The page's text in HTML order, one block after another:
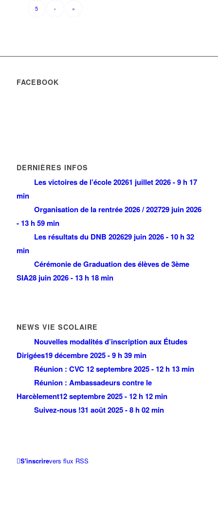
5 › »
FACEBOOK
DERNIÈRES INFOS
Les victoires de l’école 20261 juillet 2026 - 9 h 17
min
Organisation de la rentrée 2026 / 202729 juin 2026
- 13 h 59 min
Les résultats du DNB 202629 juin 2026 - 10 h 32
min
Cérémonie de Graduation des élèves de 3ème
SIA28 juin 2026 - 13 h 18 min
NEWS VIE SCOLAIRE
Nouvelles modalités d’inscription aux Études
Dirigées19 décembre 2025 - 9 h 39 min
Réunion : CVC 12 septembre 2025 - 12 h 13 min
Réunion : Ambassadeurs contre le
Harcèlement12 septembre 2025 - 12 h 12 min
Suivez-nous !31 août 2025 - 8 h 02 min
S'inscrirevers flux RSS